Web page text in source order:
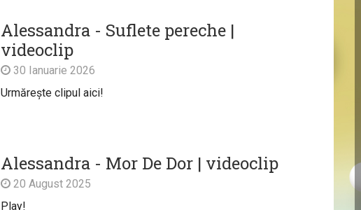
Alessandra - Suflete pereche |
videoclip
30 Ianuarie 2026
Urmărește clipul aici!
Alessandra - Mor De Dor | videoclip
20 August 2025
Play!